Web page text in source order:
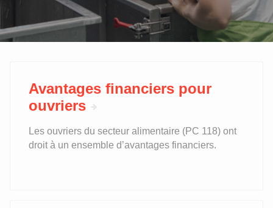
Avantages financiers pour
ouvriers
Les ouvriers du secteur alimentaire (PC 118) ont
droit à un ensemble d’avantages financiers.